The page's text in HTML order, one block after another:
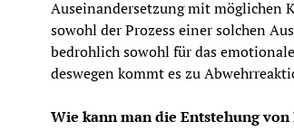
Auseinandersetzung mit möglichen
sowohl der Prozess einer solchen
bedrohlich sowohl für das
deswegen kommt es zu
Wie kann man die Entstehung